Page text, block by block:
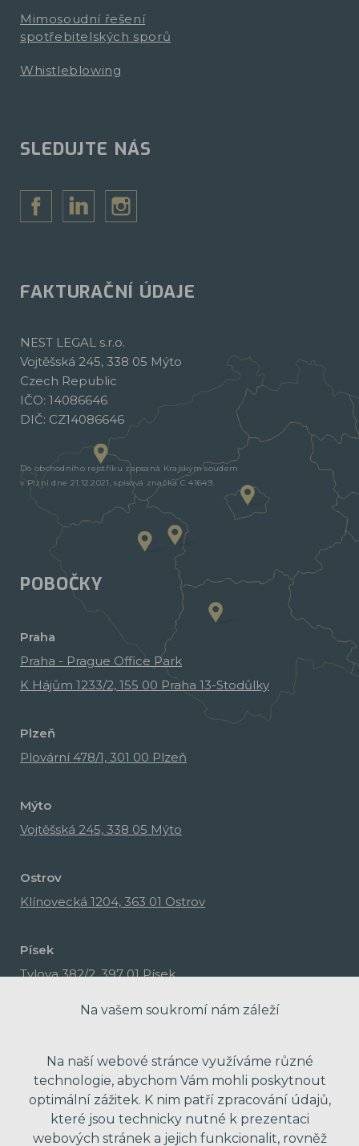
Mimosoudní řešení
spotřebitelských sporů
Whistleblowing
SLEDUJTE NÁS
FAKTURAČNÍ ÚDAJE
NEST LEGAL s.r.o.
Vojtěšská 245, 338 05 Mýto
Czech Republic
IČO: 14086646
DIČ: CZ14086646
Do obchodního rejstříku zapsaná Krajským soudem
v Plzni dne 21.12.2021, spisová značka C 41649.
POBOČKY
Praha
Praha - Prague Office Park
K Hájům 1233/2, 155 00 Praha 13-Stodůlky
Plzeň
Plovární 478/1, 301 00 Plzeň
Mýto
Vojtěšská 245, 338 05 Mýto
Ostrov
Klínovecká 1204, 363 01 Ostrov
Písek
Tylova 382/2, 397 01 Písek
Na vašem soukromí nám záleží
Na naší webové stránce využíváme různé
technologie, abychom Vám mohli poskytnout
optimální zážitek. K nim patří zpracování údajů,
které jsou technicky nutné k prezentaci
webových stránek a jejich funkcionalit, rovněž